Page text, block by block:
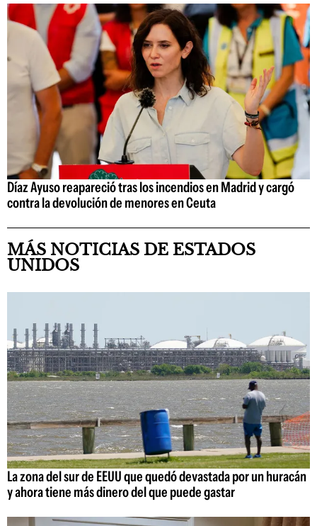
Díaz Ayuso reapareció tras los incendios en Madrid y cargó
contra la devolución de menores en Ceuta
MÁS NOTICIAS DE ESTADOS
UNIDOS
La zona del sur de EEUU que quedó devastada por un huracán
y ahora tiene más dinero del que puede gastar